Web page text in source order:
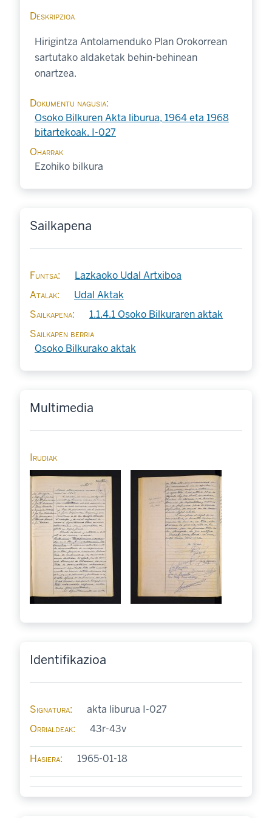
Deskripzioa
Hirigintza Antolamenduko Plan Orokorrean
sartutako aldaketak behin-behinean
onartzea.
Dokumentu nagusia
Osoko Bilkuren Akta liburua, 1964 eta 1968
bitartekoak. I-027
Oharrak
Ezohiko bilkura
Sailkapena
Funtsa
Lazkaoko Udal Artxiboa
Atalak
Udal Aktak
Sailkapena
1.1.4.1 Osoko Bilkuraren aktak
Sailkapen berria
Osoko Bilkurako aktak
Multimedia
Irudiak
Identifikazioa
Signatura
akta liburua I-027
Orrialdeak
43r-43v
Hasiera 1965-01-18